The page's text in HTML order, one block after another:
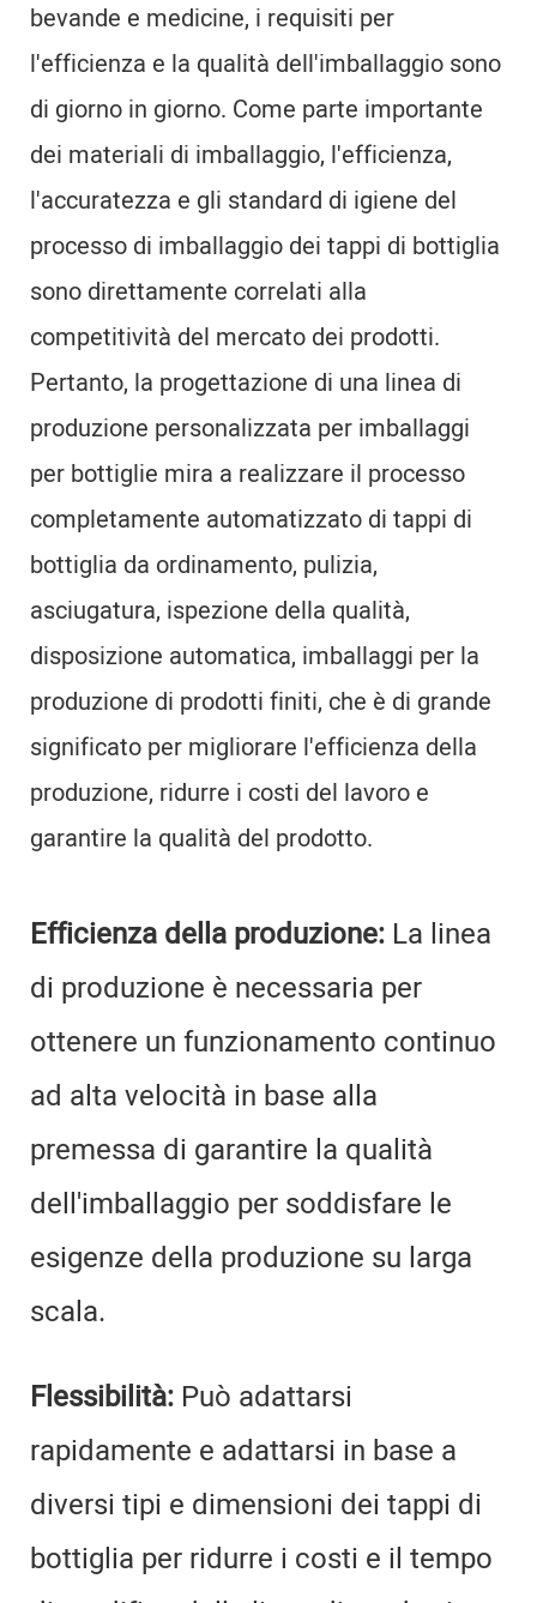
bevande e medicine, i requisiti per
l'efficienza e la qualità dell'imballaggio sono
di giorno in giorno. Come parte importante
dei materiali di imballaggio, l'efficienza,
l'accuratezza e gli standard di igiene del
processo di imballaggio dei tappi di bottiglia
sono direttamente correlati alla
competitività del mercato dei prodotti.
Pertanto, la progettazione di una linea di
produzione personalizzata per imballaggi
per bottiglie mira a realizzare il processo
completamente automatizzato di tappi di
bottiglia da ordinamento, pulizia,
asciugatura, ispezione della qualità,
disposizione automatica, imballaggi per la
produzione di prodotti finiti, che è di grande
significato per migliorare l'efficienza della
produzione, ridurre i costi del lavoro e
garantire la qualità del prodotto.
Efficienza della produzione: La linea
di produzione è necessaria per
ottenere un funzionamento continuo
ad alta velocità in base alla
premessa di garantire la qualità
dell'imballaggio per soddisfare le
esigenze della produzione su larga
scala.
Flessibilità: Può adattarsi
rapidamente e adattarsi in base a
diversi tipi e dimensioni dei tappi di
bottiglia per ridurre i costi e il tempo